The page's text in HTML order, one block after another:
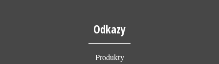
Odkazy
Produkty